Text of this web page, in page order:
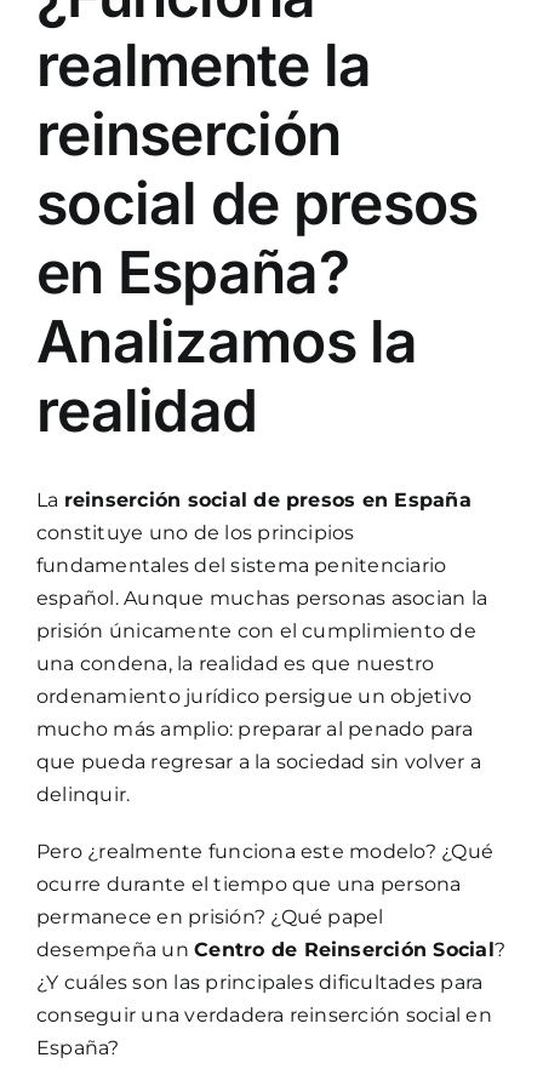
realmente la
reinserción
social de presos
en España?
Analizamos la
realidad
La reinserción social de presos en España
constituye uno de los principios
fundamentales del sistema penitenciario
español. Aunque muchas personas asocian la
prisión únicamente con el cumplimiento de
una condena, la realidad es que nuestro
ordenamiento jurídico persigue un objetivo
mucho más amplio: preparar al penado para
que pueda regresar a la sociedad sin volver a
delinquir.
Pero ¿realmente funciona este modelo? ¿Qué
ocurre durante el tiempo que una persona
permanece en prisión? ¿Qué papel
desempeña unCentro de Reinserción Social?
¿Y cuáles son las principales dificultades para
conseguir una verdadera reinserción social en
España?